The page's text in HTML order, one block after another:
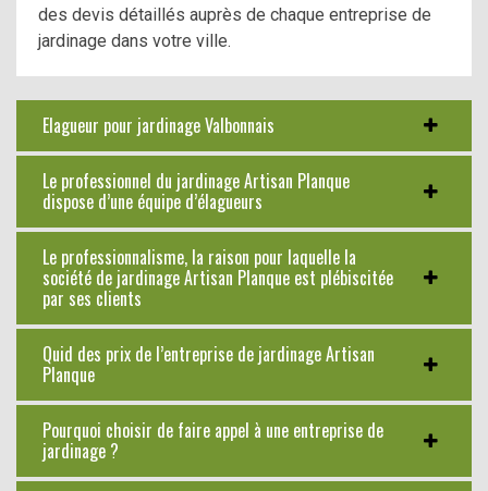
des devis détaillés auprès de chaque entreprise de
jardinage dans votre ville.
Elagueur pour jardinage Valbonnais
Le professionnel du jardinage Artisan Planque
dispose d’une équipe d’élagueurs
Le professionnalisme, la raison pour laquelle la
société de jardinage Artisan Planque est plébiscitée
par ses clients
Quid des prix de l’entreprise de jardinage Artisan
Planque
Pourquoi choisir de faire appel à une entreprise de
jardinage ?